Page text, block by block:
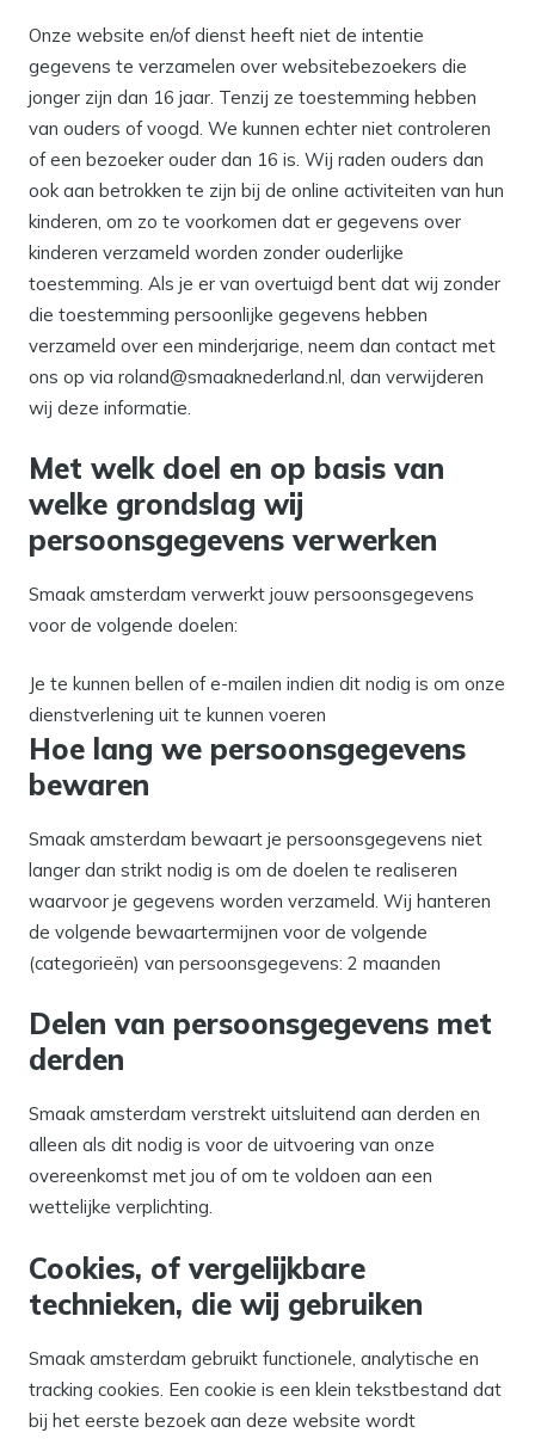
Onze website en/of dienst heeft niet de intentie
gegevens te verzamelen over websitebezoekers die
jonger zijn dan 16 jaar. Tenzij ze toestemming hebben
van ouders of voogd. We kunnen echter niet controleren
of een bezoeker ouder dan 16 is. Wij raden ouders dan
ook aan betrokken te zijn bij de online activiteiten van hun
kinderen, om zo te voorkomen dat er gegevens over
kinderen verzameld worden zonder ouderlijke
toestemming. Als je er van overtuigd bent dat wij zonder
die toestemming persoonlijke gegevens hebben
verzameld over een minderjarige, neem dan contact met
ons op via roland@smaaknederland.nl, dan verwijderen
wij deze informatie.
Met welk doel en op basis van
welke grondslag wij
persoonsgegevens verwerken
Smaak amsterdam verwerkt jouw persoonsgegevens
voor de volgende doelen:
Je te kunnen bellen of e-mailen indien dit nodig is om onze
dienstverlening uit te kunnen voeren
Hoe lang we persoonsgegevens
bewaren
Smaak amsterdam bewaart je persoonsgegevens niet
langer dan strikt nodig is om de doelen te realiseren
waarvoor je gegevens worden verzameld. Wij hanteren
de volgende bewaartermijnen voor de volgende
(categorieën) van persoonsgegevens: 2 maanden
Delen van persoonsgegevens met
derden
Smaak amsterdam verstrekt uitsluitend aan derden en
alleen als dit nodig is voor de uitvoering van onze
overeenkomst met jou of om te voldoen aan een
wettelijke verplichting.
Cookies, of vergelijkbare
technieken, die wij gebruiken
Smaak amsterdam gebruikt functionele, analytische en
tracking cookies. Een cookie is een klein tekstbestand dat
bij het eerste bezoek aan deze website wordt